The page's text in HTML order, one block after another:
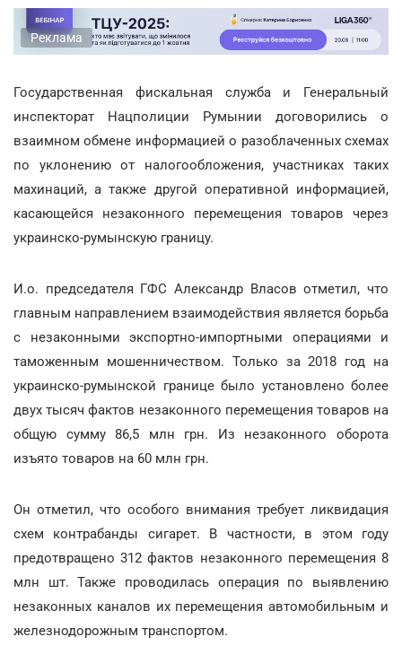
Реклама
Государственная фискальная служба и Генеральный
инспекторат Нацполиции Румынии договорились о
взаимном обмене информацией о разоблаченных схемах
по уклонению от налогообложения, участниках таких
махинаций, а также другой оперативной информацией,
касающейся незаконного перемещения товаров через
украинско-румынскую границу.
И.о. председателя ГФС Александр Власов отметил, что
главным направлением взаимодействия является борьба
с незаконными экспортно-импортными операциями и
таможенным мошенничеством. Только за 2018 год на
украинско-румынской границе было установлено более
двух тысяч фактов незаконного перемещения товаров на
общую сумму 86,5 млн грн. Из незаконного оборота
изъято товаров на 60 млн грн.
Он отметил, что особого внимания требует ликвидация
схем контрабанды сигарет. В частности, в этом году
предотвращено 312 фактов незаконного перемещения 8
млн шт. Также проводилась операция по выявлению
незаконных каналов их перемещения автомобильным и
железнодорожным транспортом.